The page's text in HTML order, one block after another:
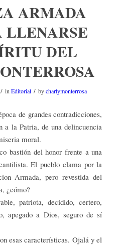
ARMADA
LLENARSE
DEL
/ inEditorial / bycharlymonterrosa
de grandes contradicciones,
a la Patria, de una delincuencia
moral.
bastión del honor frente a una
El pueblo clama por la
Armada, pero revestida del
¿cómo?
patriota, decidido, certero,
apegado a Dios, seguro de sí
esas características. Ojalá y el